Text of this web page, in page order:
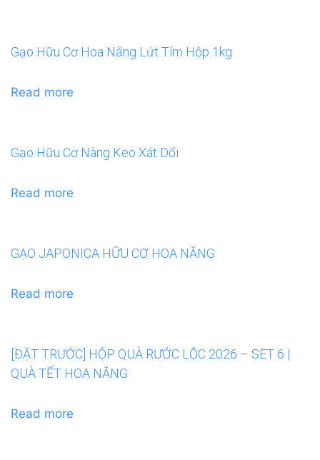
Gạo Hữu Cơ Hoa Nắng Lứt Tím Hộp 1kg
Read more
Gạo Hữu Cơ Nàng Keo Xát Dối
Read more
GẠO JAPONICA HỮU CƠ HOA NẮNG
Read more
[ĐẶT TRƯỚC] HỘP QUÀ RƯỚC LỘC 2026 – SET 6 |
QUÀ TẾT HOA NẮNG
Read more